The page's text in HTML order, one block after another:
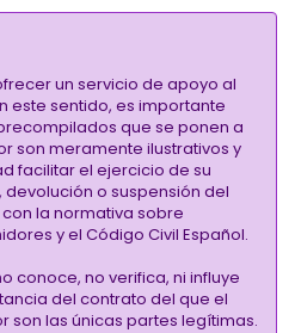
un servicio de apoyo al
este sentido, es importante
que se ponen a
son meramente ilustrativos y
facilitar el ejercicio de su
o suspensión del
la normativa sobre
y el Código Civil Español.
conoce, no verifica, ni influye
del contrato del que el
son las únicas partes legítimas.